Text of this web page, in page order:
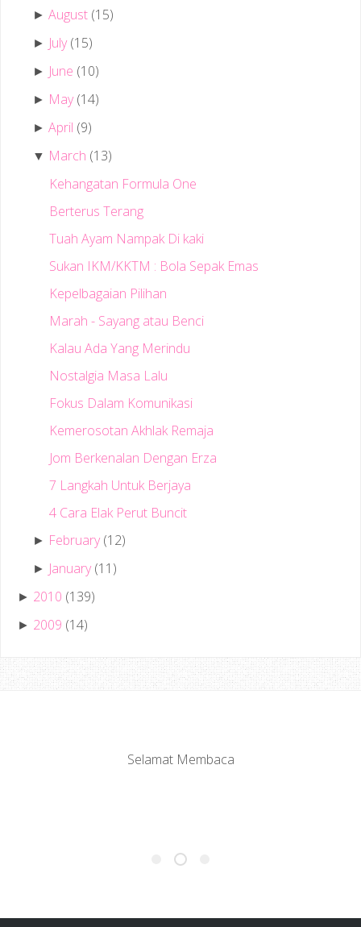
►August (15)
► July (15)
► June (10)
► May (14)
►April (9)
▼ March (13)
Kehangatan Formula One
Berterus Terang
Tuah Ayam Nampak Di kaki
Sukan IKM/KKTM : Bola Sepak Emas
Kepelbagaian Pilihan
Marah - Sayang atau Benci
Kalau Ada Yang Merindu
Nostalgia Masa Lalu
Fokus Dalam Komunikasi
Kemerosotan Akhlak Remaja
Jom Berkenalan Dengan Erza
7 Langkah Untuk Berjaya
4 Cara Elak Perut Buncit
► February (12)
► January (11)
► 2010 (139)
► 2009 (14)
Selamat Membaca